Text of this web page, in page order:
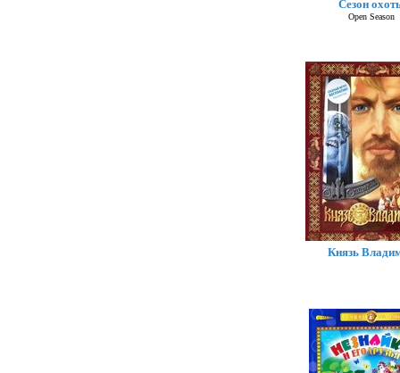
Сезон
Open Season
Князь